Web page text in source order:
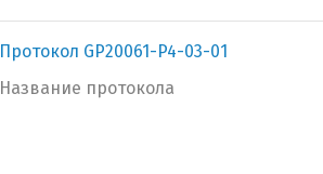
Протокол GP20061-P4-03-01
Название протокола